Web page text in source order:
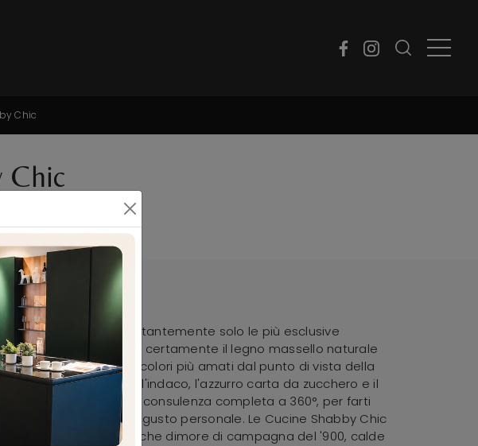
Chic
Chic
scegliamo costantemente solo le più esclusive
di queste cucine sono certamente il legno massello naturale
idea d'arredo. I colori più amati dal punto di vista della
il grigio chiaro, l'indaco, l'azzurro carta da zucchero e il
per ogni cliente e consulenza completa a 360°, per farti
che rispecchi il tuo gusto personale. Le Cucine Shabby Chic
inglesi e le antiche dimore di campagna del '900, calde